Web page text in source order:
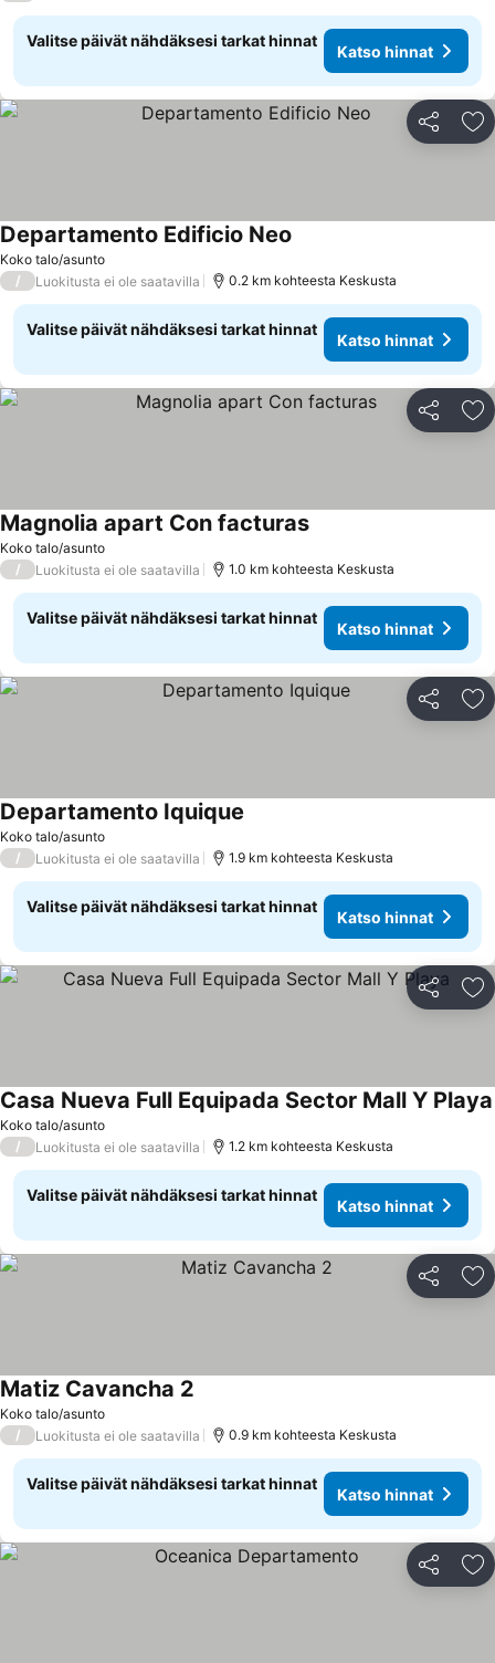
Valitse päivät nähdäksesi tarkat hinnat
Katso hinnat
Jaa
Koko talo/asunto
Departamento Edificio Neo
/ Luokitusta ei ole saatavilla 0.2 km kohteesta Keskusta
Valitse päivät nähdäksesi tarkat hinnat
Katso hinnat
Jaa
Koko talo/asunto
Magnolia apart Con facturas
/ Luokitusta ei ole saatavilla 1.0 km kohteesta Keskusta
Valitse päivät nähdäksesi tarkat hinnat
Katso hinnat
Jaa
Koko talo/asunto
Departamento Iquique
/ Luokitusta ei ole saatavilla 1.9 km kohteesta Keskusta
Valitse päivät nähdäksesi tarkat hinnat
Katso hinnat
Jaa
Koko talo/asunto
Casa Nueva Full Equipada Sector Mall Y Playa
/ Luokitusta ei ole saatavilla 1.2 km kohteesta Keskusta
Valitse päivät nähdäksesi tarkat hinnat
Katso hinnat
Jaa
Koko talo/asunto
Matiz Cavancha 2
/ Luokitusta ei ole saatavilla 0.9 km kohteesta Keskusta
Valitse päivät nähdäksesi tarkat hinnat
Katso hinnat
Jaa